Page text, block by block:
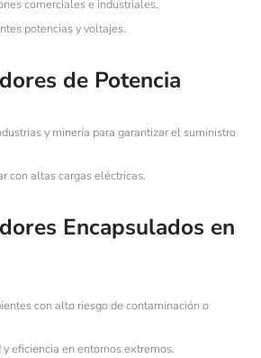
comerciales e industriales.
potencias y voltajes.
de Potencia
y minería para garantizar el suministro
con altas cargas eléctricas.
Encapsulados en
con alto riesgo de contaminación o
eficiencia en entornos extremos.